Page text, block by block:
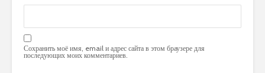
Сохранить моё имя, email и адрес сайта в этом браузере для
последующих моих комментариев.